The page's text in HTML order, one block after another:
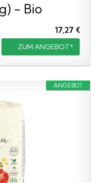
- Bio
17,27 €
ZUM ANGEBOT*
ANGEBOT